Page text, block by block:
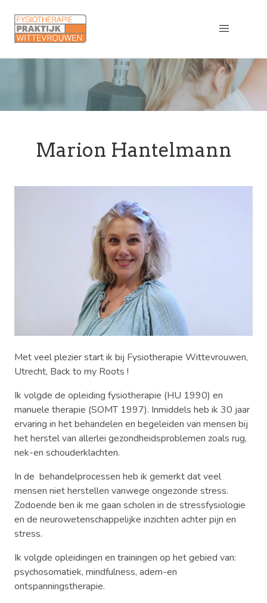
Marion Hantelmann
Met veel plezier start ik bij Fysiotherapie Wittevrouwen,
Utrecht, Back to my Roots !
Ik volgde de opleiding fysiotherapie (HU 1990) en
manuele therapie (SOMT 1997). Inmiddels heb ik 30 jaar
ervaring in het behandelen en begeleiden van mensen bij
het herstel van allerlei gezondheidsproblemen zoals rug,
nek-en schouderklachten.
In de behandelprocessen heb ik gemerkt dat veel
mensen niet herstellen vanwege ongezonde stress.
Zodoende ben ik me gaan scholen in de stressfysiologie
en de neurowetenschappelijke inzichten achter pijn en
stress.
Ik volgde opleidingen en trainingen op het gebied van:
psychosomatiek, mindfulness, adem-en
ontspanningstherapie.